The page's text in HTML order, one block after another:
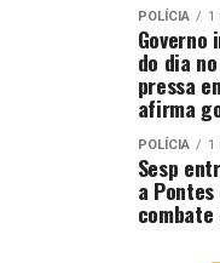
POLÍCIA 1
Governo
do dia
pressa
afirma
POLÍCIA 1
Sesp
a